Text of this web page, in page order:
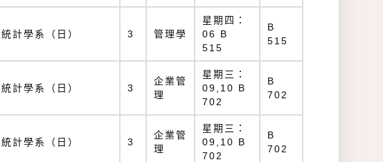
統計學系（日） 3 管理學
星期四：
06 B
515
B
515
統計學系（日） 3
企業管
理
星期三：
09,10 B
702
B
702
統計學系（日） 3
企業管
理
星期三：
09,10 B
702
B
702